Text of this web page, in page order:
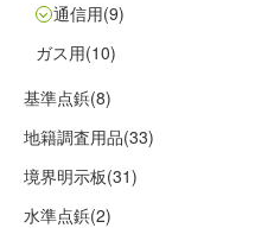
通信用(9)
ガス用(10)
基準点鋲(8)
地籍調査用品(33)
境界明示板(31)
水準点鋲(2)